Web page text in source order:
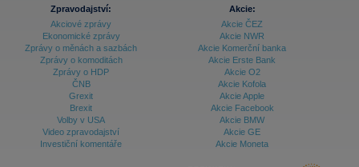
Zpravodajství:
Akciové zprávy
Ekonomické zprávy
Zprávy o měnách a sazbách
Zprávy o komoditách
Zprávy o HDP
ČNB
Grexit
Brexit
Volby v USA
Video zpravodajství
Investiční komentáře
Akcie:
Akcie ČEZ
Akcie NWR
Akcie Komerční banka
Akcie Erste Bank
Akcie O2
Akcie Kofola
Akcie Apple
Akcie Facebook
Akcie BMW
Akcie GE
Akcie Moneta